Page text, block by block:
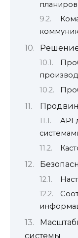
API
системы